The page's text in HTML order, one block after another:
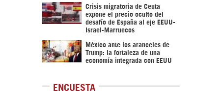
Crisis migratoria de Ceuta
expone el precio oculto del
desafío de España al eje EEUU-
Israel-Marruecos
México ante los aranceles de
Trump: la fortaleza de una
economía integrada con EEUU
ENCUESTA